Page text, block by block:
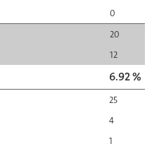
0
20
12
6.92 %
25
4
1